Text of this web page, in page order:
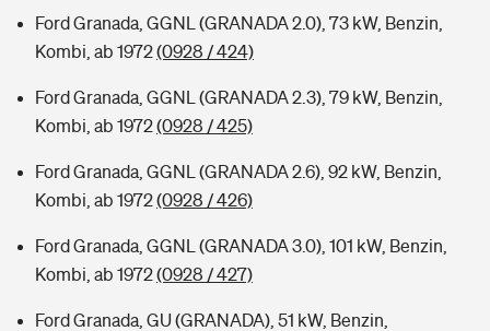
Ford Granada, GGNL (GRANADA 2.0), 73 kW, Benzin,
Kombi, ab 1972(0928 / 424)
Ford Granada, GGNL (GRANADA 2.3), 79 kW, Benzin,
Kombi, ab 1972(0928 / 425)
Ford Granada, GGNL (GRANADA 2.6), 92 kW, Benzin,
Kombi, ab 1972(0928 / 426)
Ford Granada, GGNL (GRANADA 3.0), 101 kW, Benzin,
Kombi, ab 1972(0928 / 427)
Ford Granada, GU (GRANADA), 51 kW, Benzin,